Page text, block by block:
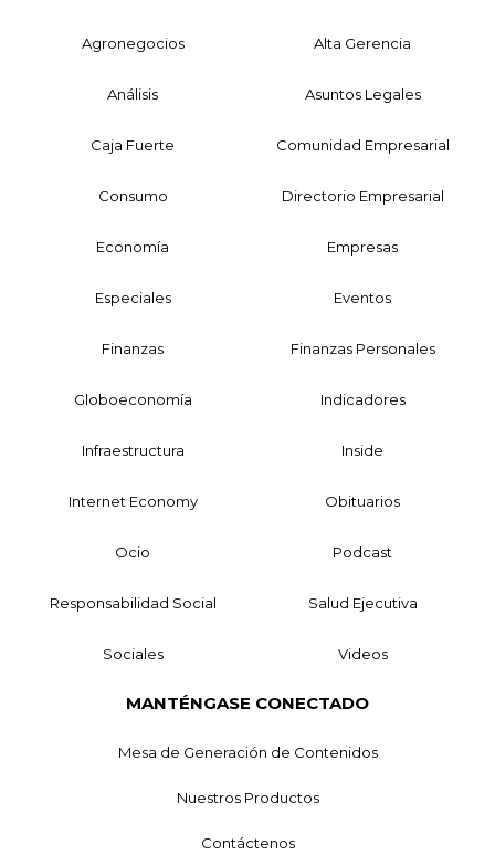
Agronegocios Alta Gerencia
Análisis Asuntos Legales
Caja Fuerte Comunidad Empresarial
Consumo Directorio Empresarial
Economía Empresas
Especiales Eventos
Finanzas Finanzas Personales
Globoeconomía Indicadores
Infraestructura Inside
Internet Economy Obituarios
Ocio Podcast
Responsabilidad Social Salud Ejecutiva
Sociales Videos
MANTÉNGASE CONECTADO
Mesa de Generación de Contenidos
Nuestros Productos
Contáctenos